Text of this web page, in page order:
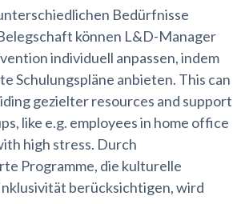
Bedürfnisse
können L&D-Manager
individuell anpassen, indem
Schulungspläne anbieten. This can
gezielter resources and support
like e.g. employees in home office
high stress. Durch
Programme, die kulturelle
berücksichtigen, wird